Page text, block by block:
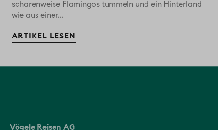
scharenweise Flamingos tummeln und ein Hinterland
wie aus einer...
ARTIKEL LESEN
Vögele Reisen AG